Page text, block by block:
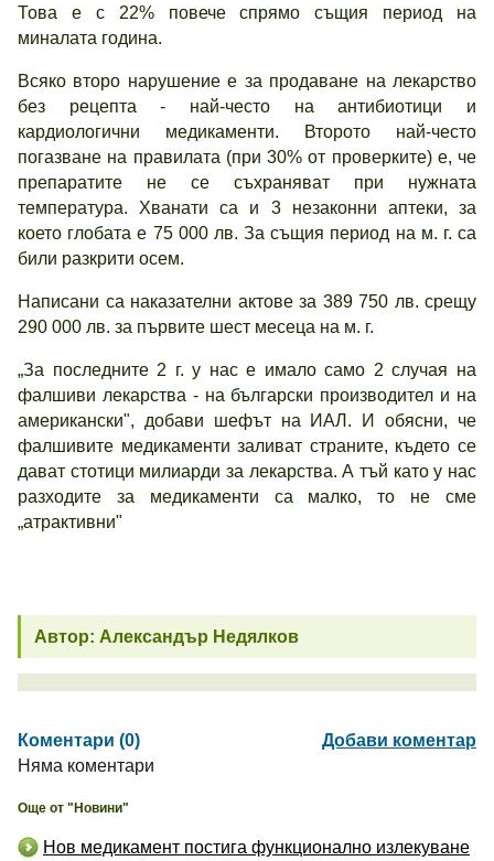
Това е с 22% повече спрямо същия период на
миналата година.
Всяко второ нарушение е за продаване на лекарство
без рецепта - най-често на антибиотици и
кардиологични медикаменти. Второто най-често
погазване на правилата (при 30% от проверките) е, че
препаратите не се съхраняват при нужната
температура. Хванати са и 3 незаконни аптеки, за
което глобата е 75 000 лв. За същия период на м. г. са
били разкрити осем.
Написани са наказателни актове за 389 750 лв. срещу
290 000 лв. за първите шест месеца на м. г.
„За последните 2 г. у нас е имало само 2 случая на
фалшиви лекарства - на български производител и на
американски", добави шефът на ИАЛ. И обясни, че
фалшивите медикаменти заливат страните, където се
дават стотици милиарди за лекарства. А тъй като у нас
разходите за медикаменти са малко, то не сме
„атрактивни"
Автор: Александър Недялков
Коментари (0)
Добави коментар
Няма коментари
Още от "Новини"
Нов медикамент постига функционално излекуване